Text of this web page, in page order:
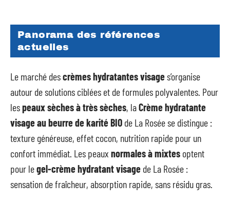
Panorama des références
actuelles
Le marché descrèmes hydratantes visages’organise
autour de solutions ciblées et de formules polyvalentes. Pour
lespeaux sèches à très sèches, laCrème hydratante
visage au beurre de karité BIO de La Rosée se distingue :
texture généreuse, effet cocon, nutrition rapide pour un
confort immédiat. Les peaux normales à mixtes optent
pour legel-crème hydratant visage de La Rosée :
sensation de fraîcheur, absorption rapide, sans résidu gras.